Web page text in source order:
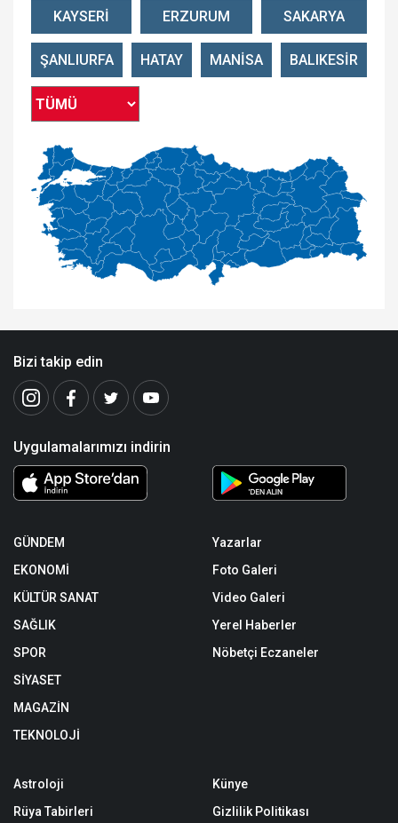
KAYSERİ ERZURUM SAKARYA
ŞANLIURFA HATAY MANİSA BALIKESİR
Bizi takip edin
Uygulamalarımızı indirin
GÜNDEM
EKONOMİ
KÜLTÜR SANAT
SAĞLIK
SPOR
SİYASET
MAGAZİN
TEKNOLOJİ
Yazarlar
Foto Galeri
Video Galeri
Yerel Haberler
Nöbetçi Eczaneler
Astroloji
Rüya Tabirleri
Künye
Gizlilik Politikası